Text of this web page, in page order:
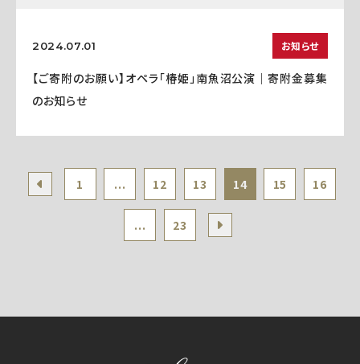
2024.07.01 お知らせ
【ご寄附のお願い】オペラ「椿姫」南魚沼公演｜寄附金募集
のお知らせ
1 ... 12 13 14 15 16
... 23